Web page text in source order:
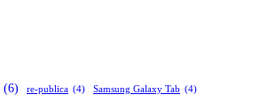
(6) re-publica (4) Samsung Galaxy Tab (4)